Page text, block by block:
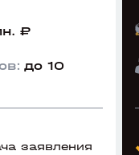
₽
до 10
заявления